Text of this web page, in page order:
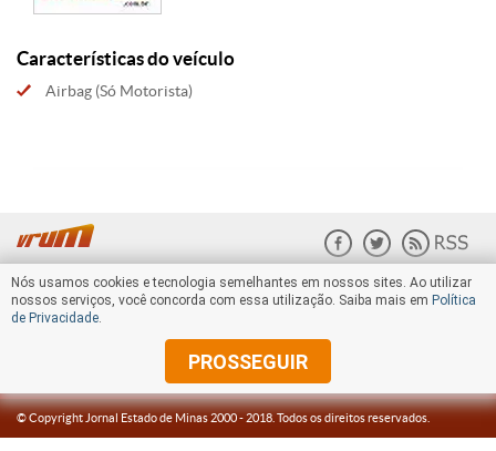
Características do veículo
Airbag (Só Motorista)
© Copyright Jornal Estado de Minas 2000 -2018 . Todos os direitos reservados.
Nós usamos cookies e tecnologia semelhantes em nossos sites. Ao utilizar
nossos serviços, você concorda com essa utilização. Saiba mais em Política
de Privacidade.
PROSSEGUIR